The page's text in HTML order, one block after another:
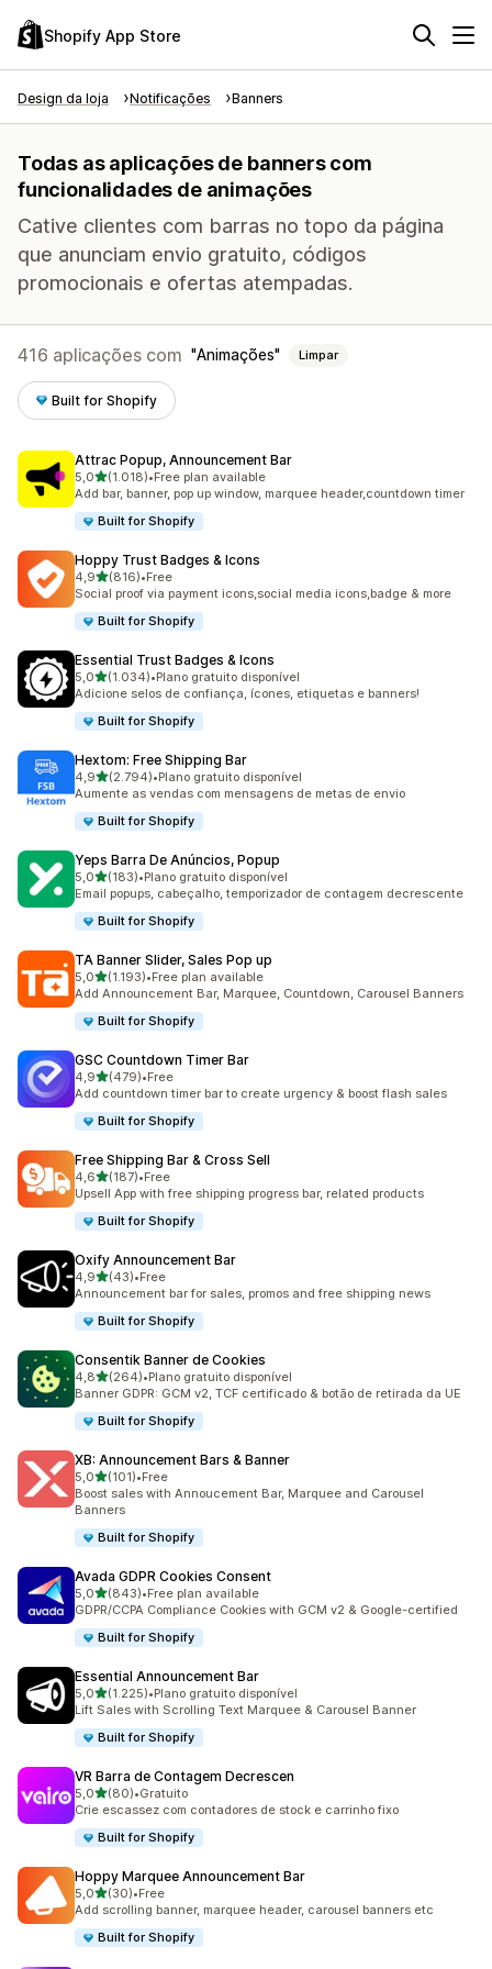
Shopify App Store
Design da loja Notificações Banners
Todas as aplicações de banners com
funcionalidades de animações
Cative clientes com barras no topo da página
que anunciam envio gratuito, códigos
promocionais e ofertas atempadas.
416 aplicações com Animações Limpar
Built for Shopify
Attrac Popup, Announcement Bar
5,0de 5 estrelas
(1.018)
1018 total de avaliações
•Free plan available
Add bar, banner, pop up window, marquee header,countdown timer
Built for Shopify
Hoppy Trust Badges & Icons
4,9de 5 estrelas
(816)
816 total de avaliações
•Free
Social proof via payment icons,social media icons,badge & more
Built for Shopify
Essential Trust Badges & Icons
5,0de 5 estrelas
(1.034)
1034 total de avaliações
•Plano gratuito disponível
Adicione selos de confiança, ícones, etiquetas e banners!
Built for Shopify
Hextom: Free Shipping Bar
4,9de 5 estrelas
(2.794)
2794 total de avaliações
•Plano gratuito disponível
Aumente as vendas com mensagens de metas de envio
Built for Shopify
Yeps Barra De Anúncios, Popup
5,0de 5 estrelas
(183)
183 total de avaliações
•Plano gratuito disponível
Email popups, cabeçalho, temporizador de contagem decrescente
Built for Shopify
TA Banner Slider, Sales Pop up
5,0de 5 estrelas
(1.193)
1193 total de avaliações
•Free plan available
Add Announcement Bar, Marquee, Countdown, Carousel Banners
Built for Shopify
GSC Countdown Timer Bar
4,9de 5 estrelas
(479)
479 total de avaliações
•Free
Add countdown timer bar to create urgency & boost flash sales
Built for Shopify
Free Shipping Bar & Cross Sell
4,6de 5 estrelas
(187)
187 total de avaliações
•Free
Upsell App with free shipping progress bar, related products
Built for Shopify
Oxify Announcement Bar
4,9de 5 estrelas
(43)
43 total de avaliações
•Free
Announcement bar for sales, promos and free shipping news
Built for Shopify
Consentik Banner de Cookies
4,8de 5 estrelas
(264)
264 total de avaliações
•Plano gratuito disponível
Banner GDPR: GCM v2, TCF certificado & botão de retirada da UE
Built for Shopify
XB: Announcement Bars & Banner
5,0de 5 estrelas
(101)
101 total de avaliações
•Free
Boost sales with Annoucement Bar, Marquee and Carousel
Banners
Built for Shopify
Avada GDPR Cookies Consent
5,0de 5 estrelas
(843)
843 total de avaliações
•Free plan available
GDPR/CCPA Compliance Cookies with GCM v2 & Google-certified
Built for Shopify
Essential Announcement Bar
5,0de 5 estrelas
(1.225)
1225 total de avaliações
•Plano gratuito disponível
Lift Sales with Scrolling Text Marquee & Carousel Banner
Built for Shopify
VR Barra de Contagem Decrescen
5,0de 5 estrelas
(80)
80 total de avaliações
•Gratuito
Crie escassez com contadores de stock e carrinho fixo
Built for Shopify
Hoppy Marquee Announcement Bar
5,0de 5 estrelas
(30)
30 total de avaliações
•Free
Add scrolling banner, marquee header, carousel banners etc
Built for Shopify